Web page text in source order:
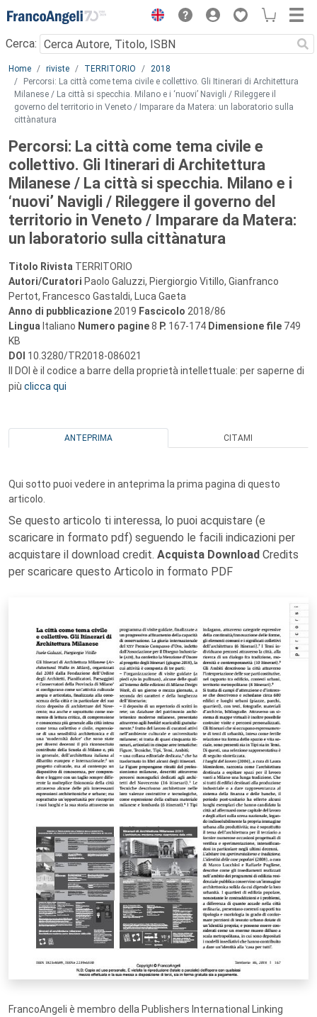
Menu
Cerca:
Main content
Home riviste TERRITORIO
2018
Percorsi: La città come tema civile e collettivo. Gli Itinerari di Architettura
Milanese / La città si specchia. Milano e i ‘nuovi’ Navigli / Rileggere il
governo del territorio in Veneto / Imparare da Matera: un laboratorio sulla
cittànatura
Percorsi: La città come tema civile e
collettivo. Gli Itinerari di Architettura
Milanese / La città si specchia. Milano e i
‘nuovi’ Navigli / Rileggere il governo del
territorio in Veneto / Imparare da Matera:
un laboratorio sulla cittànatura
Titolo Rivista TERRITORIO
Autori/Curatori Paolo Galuzzi, Piergiorgio Vitillo, Gianfranco
Pertot, Francesco Gastaldi, Luca Gaeta
Anno di pubblicazione 2019 Fascicolo 2018/86
Lingua Italiano Numero pagine8 P. 167-174 Dimensione file 749
KB
DOI 10.3280/TR2018-086021
Il DOI è il codice a barre della proprietà intellettuale: per saperne di
più clicca qui
ANTEPRIMA CITAMI
Qui sotto puoi vedere in anteprima la prima pagina di questo
articolo.
Se questo articolo ti interessa, lo puoi acquistare (e
scaricare in formato pdf) seguendo le facili indicazioni per
acquistare il download credit. Acquista Download Credits
per scaricare questo Articolo in formato PDF
FrancoAngeli è membro della Publishers International Linking